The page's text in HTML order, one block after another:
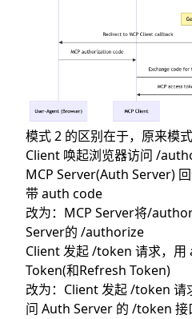
模式 2 的区别在于，原来模
Client 唤起浏览器访问 /
MCP Server(Auth Server)
带 auth code
改为：MCP Server将/
Server的 /authorize
Client 发起 /token 请求，用
Token(和Refresh Token)
改为：Client 发起 /token 请
问 Auth Server 的 /token